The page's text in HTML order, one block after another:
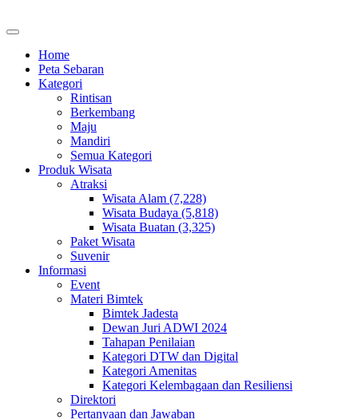
Home
Peta Sebaran
Kategori
Rintisan
Berkembang
Maju
Mandiri
Semua Kategori
Produk Wisata
Atraksi
Wisata Alam (7,228)
Wisata Budaya (5,818)
Wisata Buatan (3,325)
Paket Wisata
Suvenir
Informasi
Event
Materi Bimtek
Bimtek Jadesta
Dewan Juri ADWI 2024
Tahapan Penilaian
Kategori DTW dan Digital
Kategori Amenitas
Kategori Kelembagaan dan Resiliensi
Direktori
Pertanyaan dan Jawaban